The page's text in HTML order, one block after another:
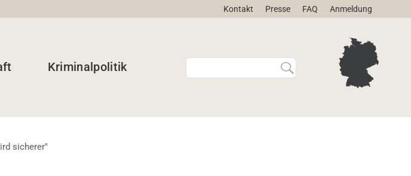
Kontakt Presse FAQ Anmeldung
Kriminalpolitik
W
e
E
r
sicherer"